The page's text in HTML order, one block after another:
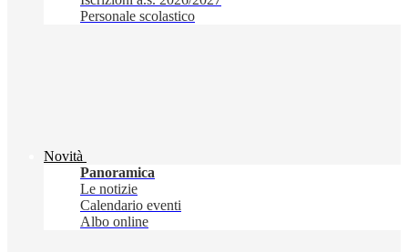
Personale scolastico
Novità
Panoramica
Le notizie
Calendario eventi
Albo online